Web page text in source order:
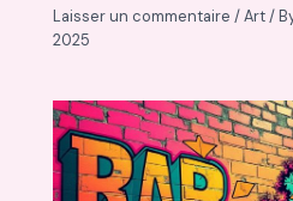
Laisser un commentaire /Art/
2025